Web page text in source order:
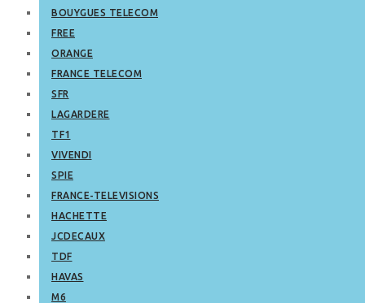
BOUYGUES TELECOM
FREE
ORANGE
FRANCE TELECOM
SFR
LAGARDERE
TF1
VIVENDI
SPIE
FRANCE-TELEVISIONS
HACHETTE
JCDECAUX
TDF
HAVAS
M6